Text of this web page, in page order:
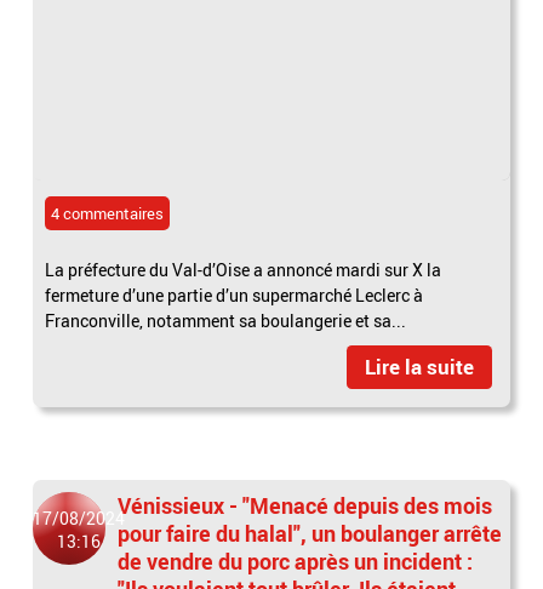
4 commentaires
La préfecture du Val-d’Oise a annoncé mardi sur X la
fermeture d’une partie d’un supermarché Leclerc à
Franconville, notamment sa boulangerie et sa...
Lire la suite
17/08/2024
13:16
Vénissieux - "Menacé depuis des mois
pour faire du halal", un boulanger arrête
de vendre du porc après un incident :